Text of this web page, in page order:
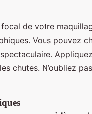
de votre
Vous pouvez
chutes. N’oubliez